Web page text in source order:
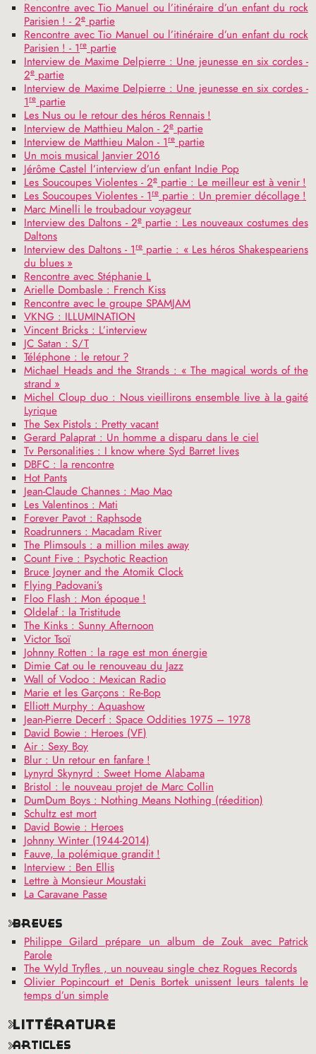
Rencontre avec Tio Manuel ou l’itinéraire d’un enfant du rock
Parisien ! - 2e partie
Rencontre avec Tio Manuel ou l’itinéraire d’un enfant du rock
Parisien ! - 1re partie
Interview de Maxime Delpierre : Une jeunesse en six cordes -
2e partie
Interview de Maxime Delpierre : Une jeunesse en six cordes -
1re partie
Les Nus ou le retour des héros Rennais !
Interview de Matthieu Malon - 2e partie
Interview de Matthieu Malon - 1re partie
Un mois musical Janvier 2016
Jérôme Castel l’interview d’un enfant Indie Pop
Les Soucoupes Violentes - 2e partie : Le meilleur est à venir !
Les Soucoupes Violentes - 1re partie : Un premier décollage !
Marc Minelli le troubadour voyageur
Interview des Daltons - 2epartie : Les nouveaux costumes des
Daltons
Interview des Daltons - 1repartie : « Les héros Shakespeariens
du blues »
Rencontre avec Stéphanie L
Arielle Dombasle : French Kiss
Rencontre avec le groupe SPAMJAM
VKNG : ILLUMINATION
Vincent Bricks : L’interview
JC Satan : S/T
Téléphone : le retour ?
Michael Heads and the Strands : « The magical words of the
strand »
Michel Cloup duo : Nous vieillirons ensemble live à la gaité
Lyrique
The Sex Pistols : Pretty vacant
Gerard Palaprat : Un homme a disparu dans le ciel
Tv Personalities : I know where Syd Barret lives
DBFC : la rencontre
Hot Pants
Jean-Claude Channes : Mao Mao
Les Valentinos : Mati
Forever Pavot : Raphsode
Roadrunners : Macadam River
The Plimsouls : a million miles away
Count Five : Psychotic Reaction
Bruce Joyner and the Atomik Clock
Flying Padovani’s
Floo Flash : Mon époque !
Oldelaf : la Tristitude
The Kinks : Sunny Afternoon
Victor Tsoï
Johnny Rotten : la rage est mon énergie
Dimie Cat ou le renouveau du Jazz
Wall of Vodoo : Mexican Radio
Marie et les Garçons : Re-Bop
Elliott Murphy : Aquashow
Jean-Pierre Decerf : Space Oddities 1975 – 1978
David Bowie : Heroes (VF)
Air : Sexy Boy
Blur : Un retour en fanfare !
Lynyrd Skynyrd : Sweet Home Alabama
Bristol : le nouveau projet de Marc Collin
DumDum Boys : Nothing Means Nothing (réedition)
Schultz est mort
David Bowie : Heroes
Johnny Winter (1944-2014)
Fauve, la polémique grandit !
Interview : Ben Ellis
Lettre à Monsieur Moustaki
La Caravane Passe
brèves
Philippe Gilard prépare un album de Zouk avec Patrick
Parole
The Wyld Tryfles , un nouveau single chez Rogues Records
Olivier Popincourt et Denis Bortek unissent leurs talents le
temps d’un simple
littérature
articles